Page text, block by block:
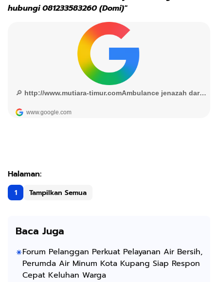
hubungi 081233583260 (Domi)"
1 Tampilkan Semua
Baca Juga
Forum Pelanggan Perkuat Pelayanan Air Bersih,
Perumda Air Minum Kota Kupang Siap Respon
Cepat Keluhan Warga